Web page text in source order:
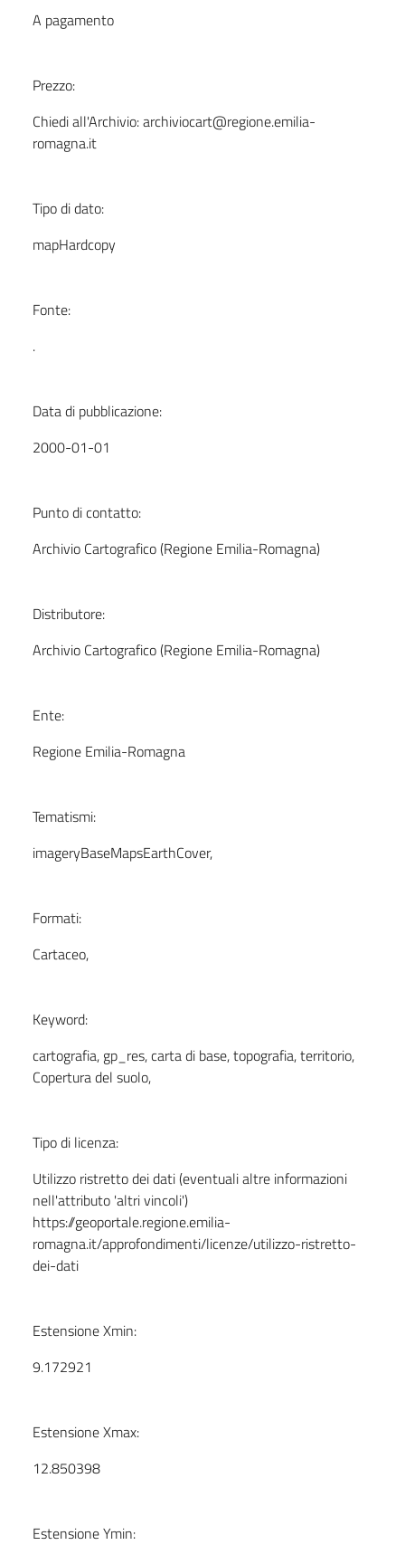
A pagamento
Prezzo:
Chiedi all'Archivio: archiviocart@regione.emilia-
romagna.it
Tipo di dato:
mapHardcopy
Fonte:
.
Data di pubblicazione:
2000-01-01
Punto di contatto:
Archivio Cartografico (Regione Emilia-Romagna)
Distributore:
Archivio Cartografico (Regione Emilia-Romagna)
Ente:
Regione Emilia-Romagna
Tematismi:
imageryBaseMapsEarthCover,
Formati:
Cartaceo,
Keyword:
cartografia, gp_res, carta di base, topografia, territorio,
Copertura del suolo,
Tipo di licenza:
Utilizzo ristretto dei dati (eventuali altre informazioni
nell'attributo 'altri vincoli')
https://geoportale.regione.emilia-
romagna.it/approfondimenti/licenze/utilizzo-ristretto-
dei-dati
Estensione Xmin:
9.172921
Estensione Xmax:
12.850398
Estensione Ymin: